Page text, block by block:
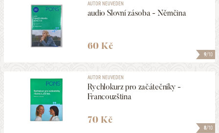
9/10
AUTOR NEUVEDEN
audio Slovní zásoba - Němčina
60 Kč
8/10
AUTOR NEUVEDEN
Rychlokurz pro začátečníky -
Francouzština
70 Kč